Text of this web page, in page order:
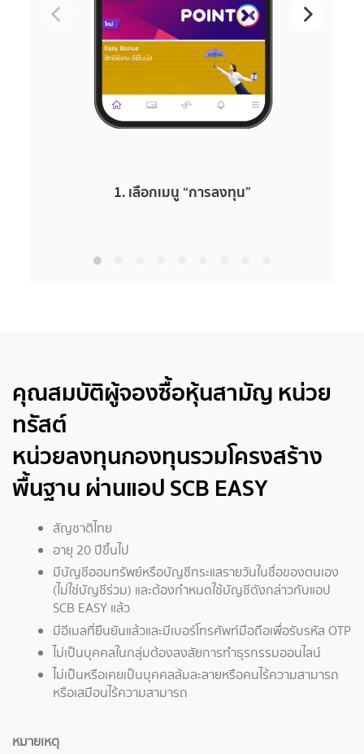
1. เลือกเมนู “การลงทุน”
คุณสมบัติผู้จองซื้อหุ้นสามัญ หน่วย
ทรัสต์
หน่วยลงทุนกองทุนรวมโครงสร้าง
พื้นฐาน ผ่านแอป SCB EASY
สัญชาติไทย
อายุ 20 ปีขึ้นไป
มีบัญชีออมทรัพย์หรือบัญชีกระแสรายวันในชื่อของตนเอง
(ไม่ใช่บัญชีร่วม) และต้องกำหนดใช้บัญชีดังกล่าวกับแอป
SCB EASY แล้ว
มีอีเมลที่ยืนยันแล้วและมีเบอร์โทรศัพท์มือถือเพื่อรับรหัส OTP
ไม่เป็นบุคคลในกลุ่มต้องสงสัยการทำธุรกรรมออนไลน์
ไม่เป็นหรือเคยเป็นบุคคลล้มละลายหรือคนไร้ความสามารถ
หรือเสมือนไร้ความสามารถ
หมายเหตุ